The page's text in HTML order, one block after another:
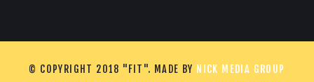
© COPYRIGHT 2018 "FIT". MADE BY NICK MEDIA GROUP